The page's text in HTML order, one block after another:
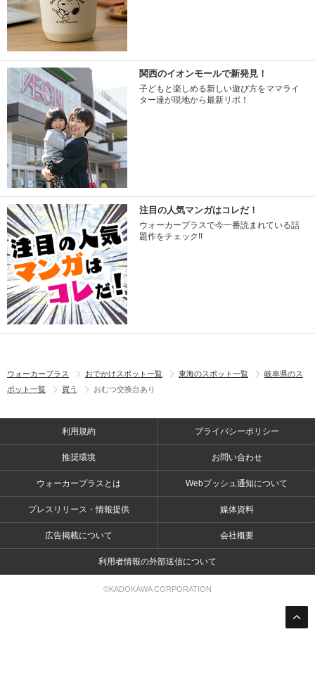
関西のイオンモールで新発見！
子どもと楽しめる新しい遊び方をママライ
ター達が現地から最新リポ！
注目の人気マンガはコレだ！
ウォーカープラスで今一番読まれている話
題作をチェック!!
ウォーカープラス おでかけスポット一覧 東海のスポット一覧
岐阜県のス
ポット一覧
買う おむつ交換台あり
利用規約 プライバシーポリシー
推奨環境 お問い合わせ
ウォーカープラスとは Webプッシュ通知について
プレスリリース・情報提供 媒体資料
広告掲載について 会社概要
利用者情報の外部送信について
©KADOKAWA CORPORATION